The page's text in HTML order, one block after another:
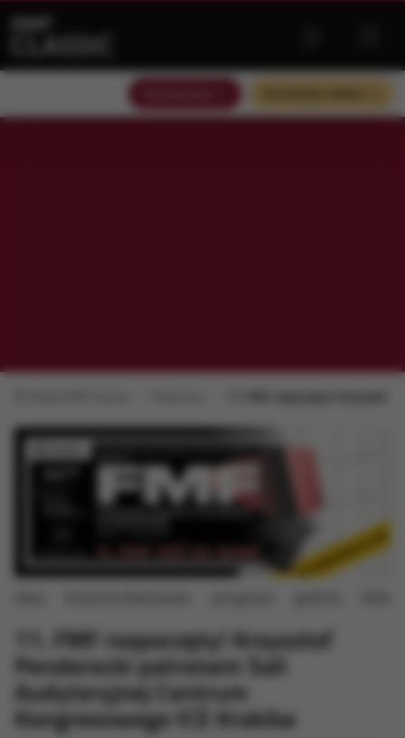
11. FMF rozpoczęty! Krzysztof
Penderecki patronem Sali
Audytoryjnej Centrum
Kongresowego ICE Kraków